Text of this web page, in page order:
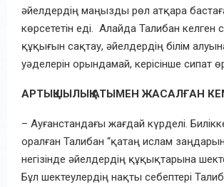
әйелдердің маңызды рөл атқара
көрсететін еді. Алайда Талибан келген
құқығын сақтау, әйелдердің білім
уәделерін орындамай, керісінше сипат
АРТЫҚШЫЛЫҚ АТЫМЕН ЖАСАЛҒАН
– Ауғанстандағы жағдай күрделі.
оралған Талибан “қатаң ислам
негізінде әйелдердің құқықтарына
Бұл шектеулердің нақты себептері